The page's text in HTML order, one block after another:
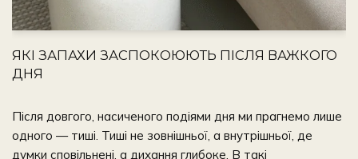
ЯКІ ЗАПАХИ ЗАСПОКОЮЮТЬ ПІСЛЯ ВАЖКОГО
ДНЯ
Після довгого, насиченого подіями дня ми прагнемо лише
одного — тиші. Тиші не зовнішньої, а внутрішньої, де
думки сповільнені, а дихання глибоке. В такі